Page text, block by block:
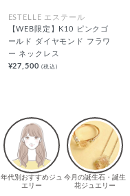
ESTELLE エステール
【WEB限定】K10 ピンクゴ
ールド ダイヤモンド フラワ
ー ネックレス
¥27,500(税込)